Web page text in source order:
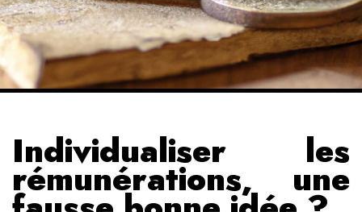
Individualiser les
rémunérations, une